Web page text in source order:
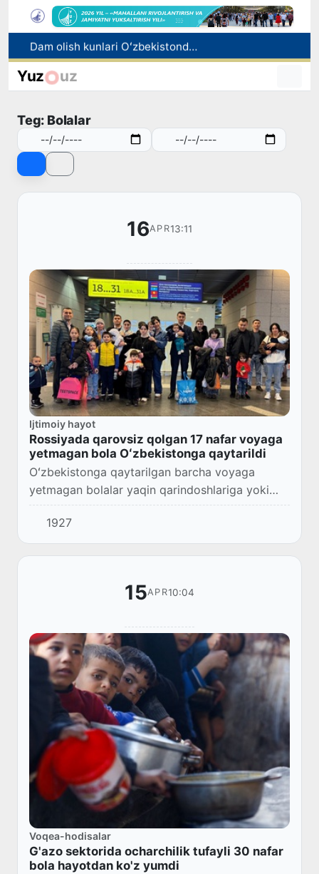
Dam olish kunlari Oʻzbekistonda havo 42 darajagacha isiydi
Oltoy Respublikasidan O‘zbekistonga 30 ming boshga yaqin qoramol yetkazib berildi
Ekologik ekspertiza endi ekologik xavflarni oldindan boshqarish tizimiga aylanadi
Yuz uz
Teg: Bolalar
16APR13:11
Ijtimoiy hayot
Rossiyada qarovsiz qolgan 17 nafar voyaga
yetmagan bola Oʻzbekistonga qaytarildi
Oʻzbekistonga qaytarilgan barcha voyaga
yetmagan bolalar yaqin qarindoshlariga yoki
mamlakatimizdagi maxsus bolalar
muassasalariga vasiylik qilish uchun topshiriladi.
1927
15APR10:04
Voqea-hodisalar
G'azo sektorida ocharchilik tufayli 30 nafar
bola hayotdan ko'z yumdi